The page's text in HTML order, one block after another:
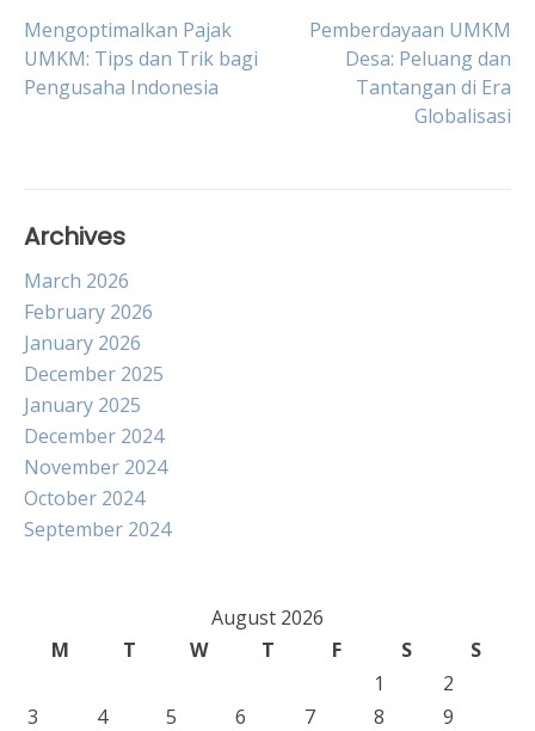
Post
navigation
Mengoptimalkan Pajak
UMKM: Tips dan Trik bagi
Pengusaha Indonesia
Pemberdayaan UMKM
Desa: Peluang dan
Tantangan di Era
Globalisasi
Archives
March 2026
February 2026
January 2026
December 2025
January 2025
December 2024
November 2024
October 2024
September 2024
August 2026
M
T W T F S
S
1
2
3
4 5 6 7 8
9